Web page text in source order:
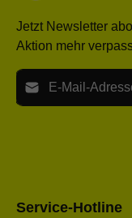
Jetzt Newsletter
Aktion mehr
E-Mail-Adresse*
Service-Hotline